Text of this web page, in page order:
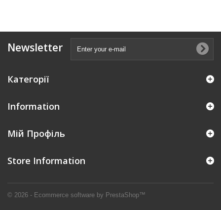
Newsletter
Категорії
Information
© 2026 - Ecommerce software by PrestaShop™
Мій Профіль
Store Information